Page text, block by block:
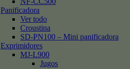
Panificadora
Ver todo
Croustina
SD-PN100 – Mini panificadora
Exprimidores
MJ-L900
Jugos